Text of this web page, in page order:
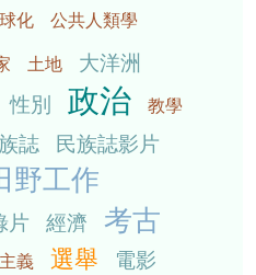
化 公共人類學
土地 大洋洲
性別 政治 教學
誌 民族誌影片
野工作
片 經濟 考古
義 選舉
電影